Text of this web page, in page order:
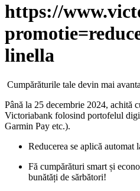
https://
linella
Cumpărăturile tale devin mai
Până la 25 decembrie 2024, achită
Victoriabank folosind portofelul
Garmin Pay etc.).
Reducerea se aplică automat
Fă cumpărături smart și
bunătăți de sărbători!